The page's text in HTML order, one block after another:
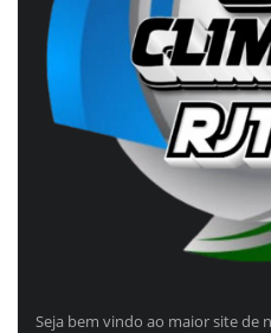
Seja bem vindo ao maior site de